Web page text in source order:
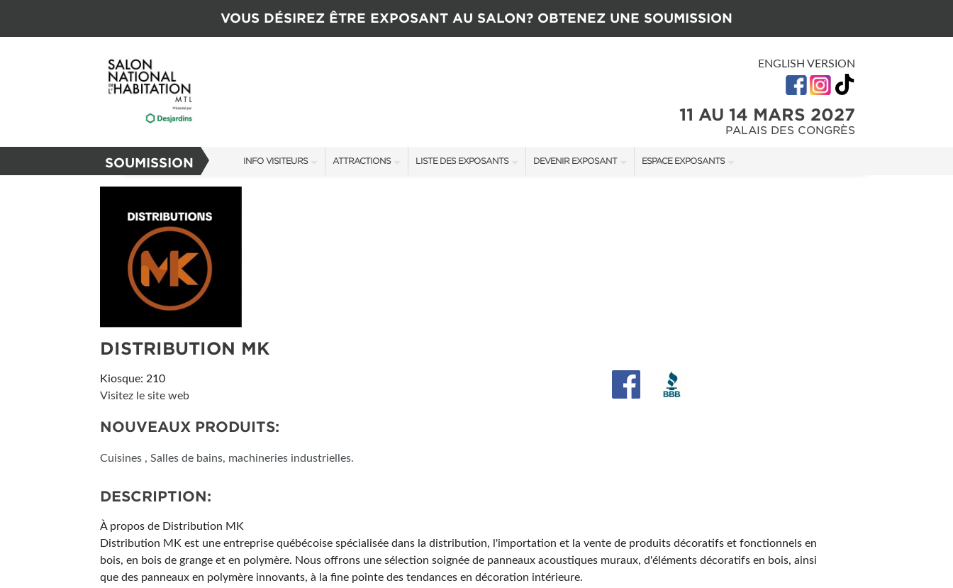
VOUS DÉSIREZ ÊTRE EXPOSANT AU SALON? OBTENEZ UNE SOUMISSION
11 AU 14 MARS 2027
PALAIS DES CONGRÈS
SOUMISSION INFO VISITEURS ATTRACTIONS LISTE DES EXPOSANTS DEVENIR EXPOSANT ESPACE EXPOSANTS
ENGLISH VERSION
DISTRIBUTION MK
Kiosque: 210
Visitez le site web
NOUVEAUX PRODUITS:
Cuisines , Salles de bains, machineries industrielles.
DESCRIPTION:
À propos de Distribution MK
Distribution MK est une entreprise québécoise spécialisée dans la distribution, l'importation et la vente de produits décoratifs et fonctionnels en
bois, en bois de grange et en polymère. Nous offrons une sélection soignée de panneaux acoustiques muraux, d'éléments décoratifs en bois, ainsi
que des panneaux en polymère innovants, à la fine pointe des tendances en décoration intérieure.